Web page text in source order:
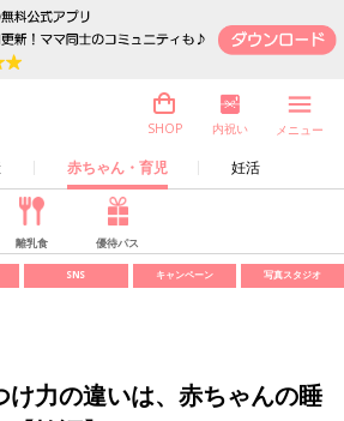
赤ちゃん・育児 妊活
SHOP 内祝い メニュー
離乳食 優待パス
SNS キャンペーン 写真スタジオ
け力の違いは、赤ちゃんの睡